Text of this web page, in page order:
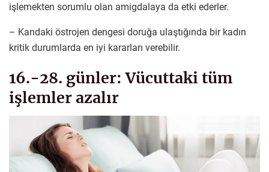
işlemekten sorumlu olan amigdalaya da etki ederler.
– Kandaki östrojen dengesi doruğa ulaştığında bir kadın
kritik durumlarda en iyi kararları verebilir.
16.-28. günler: Vücuttaki tüm
işlemler azalır